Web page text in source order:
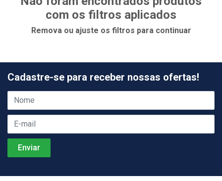
com os filtros aplicados
Remova ou ajuste os filtros para continuar
Cadastre-se para receber nossas ofertas!